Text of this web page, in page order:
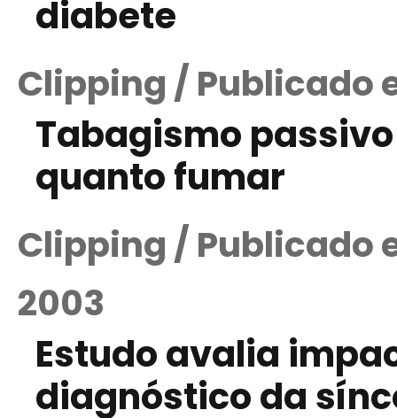
diabete
Clipping / Publicado
Tabagismo
quanto fumar
Clipping / Publicado
2003
Estudo avalia
diagnóstico da